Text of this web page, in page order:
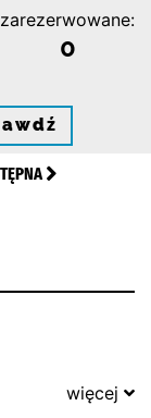
zarezerwowane:
0
więcej